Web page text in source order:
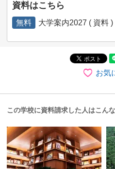
資料はこちら
無料 大学案内2027 ( 資料 )
お気
この学校に資料請求した人はこん